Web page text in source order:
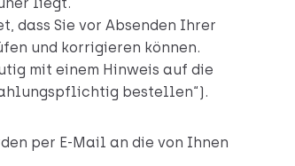
dass Sie vor Absenden Ihrer
und korrigieren können.
mit einem Hinweis auf die
bestellen“).
per E-Mail an die von Ihnen